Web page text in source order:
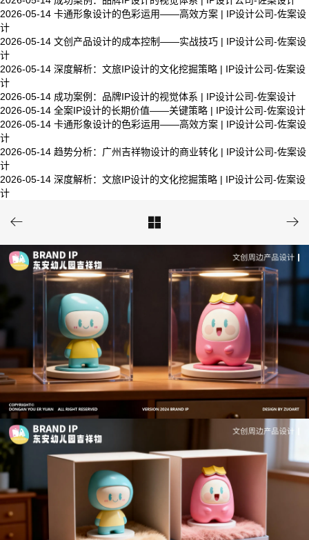
2026-05-14 卡通形象设计的色彩运用——高效方案 | IP设计公司-佐案设
计
2026-05-14 文创产品设计的成本控制——实战技巧 | IP设计公司-佐案设
计
2026-05-14 深度解析：文旅IP设计的文化挖掘策略 | IP设计公司-佐案设
计
2026-05-14 成功案例：品牌IP设计的视觉体系 | IP设计公司-佐案设计
2026-05-14 全案IP设计的长期价值——关键策略 | IP设计公司-佐案设计
2026-05-14 卡通形象设计的色彩运用——高效方案 | IP设计公司-佐案设
计
2026-05-14 趋势分析：广州吉祥物设计的商业转化 | IP设计公司-佐案设
计
2026-05-14 深度解析：文旅IP设计的文化挖掘策略 | IP设计公司-佐案设
计
  